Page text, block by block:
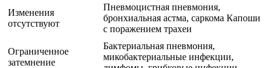
Изменения
отсутствуют
Пневмоцистная пневмония,
бронхиальная астма, саркома Капоши
с поражением трахеи
Ограниченное
затемнение
Бактериальная пневмония,
микобактериальные инфекции,